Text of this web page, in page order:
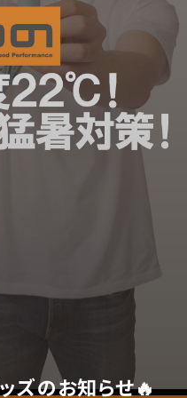
ズのお知らせ🔥